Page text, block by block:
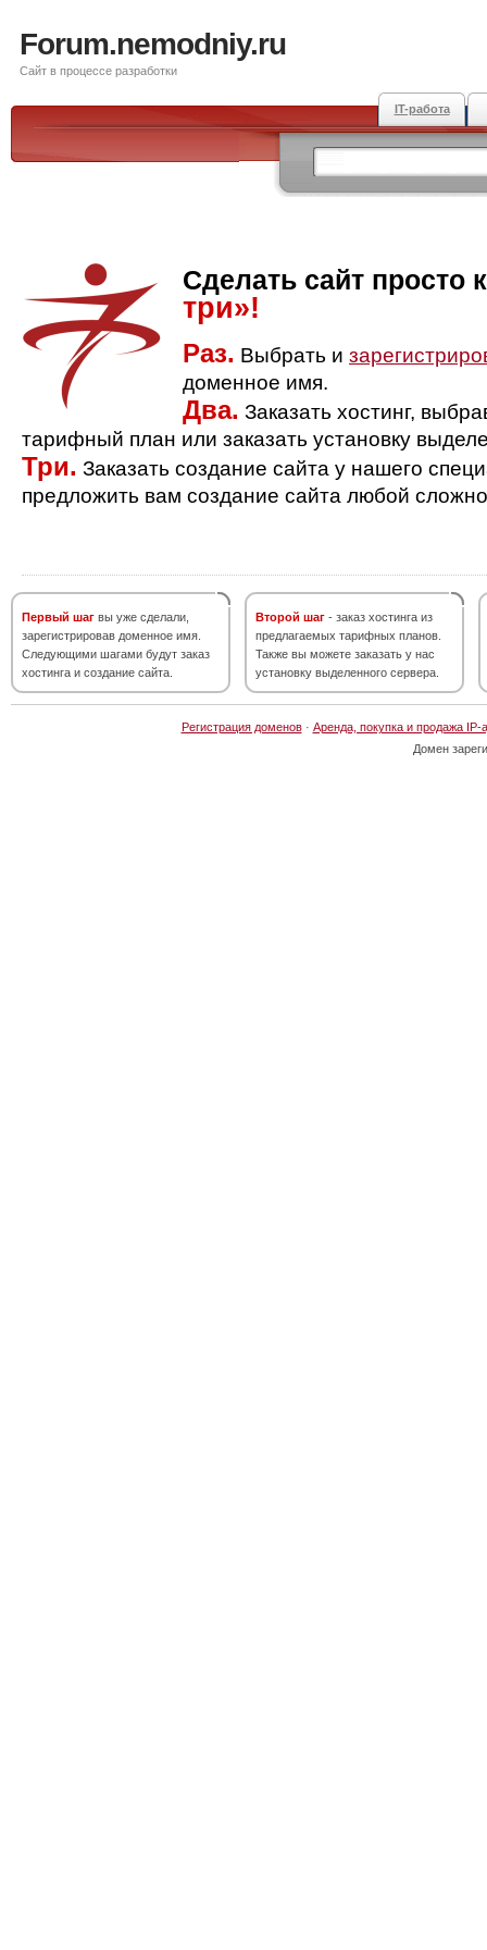
Forum.nemodniy.ru
Сайт в процессе разработки
IT-работа
Сделать сайт просто
три»!
Раз. Выбрать и
доменное имя.
Два. Заказать хостинг,
тарифный план или заказать установку
Три. Заказать создание сайта у нашего
предложить вам создание сайта любой
Первый шаг вы уже сделали,
зарегистрировав доменное имя.
Следующими шагами будут заказ
хостинга и создание сайта.
Второй шаг - заказ хостинга из
предлагаемых тарифных планов.
Также вы можете заказать у нас
установку выделенного сервера.
Регистрация доменов· Аренда, покупка и продажа IP-
Домен